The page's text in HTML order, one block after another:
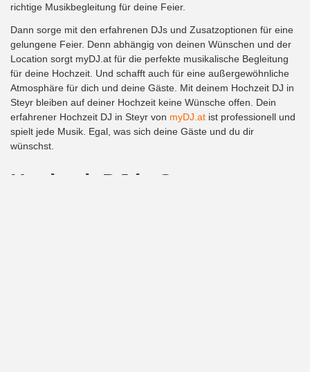
richtige Musikbegleitung für deine Feier.
Dann sorge mit den erfahrenen DJs und Zusatzoptionen für eine
gelungene Feier. Denn abhängig von deinen Wünschen und der
Location sorgt myDJ.at für die perfekte musikalische Begleitung
für deine Hochzeit. Und schafft auch für eine außergewöhnliche
Atmosphäre für dich und deine Gäste. Mit deinem Hochzeit DJ in
Steyr bleiben auf deiner Hochzeit keine Wünsche offen. Dein
erfahrener Hochzeit DJ in Steyr von myDJ.at ist professionell und
spielt jede Musik. Egal, was sich deine Gäste und du dir
wünschst.
Hochzeit DJ in Steyr zum